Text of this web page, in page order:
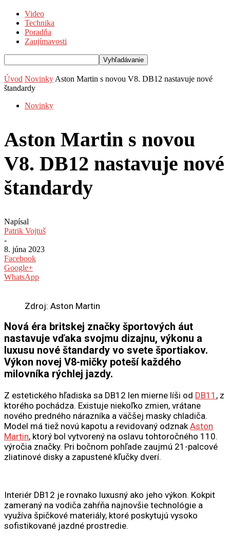
Video
Technika
Poradňa
Zaujímavosti
Úvod Novinky Aston Martin s novou V8. DB12 nastavuje nové
štandardy
Novinky
Aston Martin s novou
V8. DB12 nastavuje nové
štandardy
Napísal
Patrik Vojtuš
-
8. júna 2023
Facebook
Google+
WhatsApp
Zdroj: Aston Martin
Nová éra britskej značky športových áut
nastavuje vďaka svojmu dizajnu, výkonu a
luxusu nové štandardy vo svete športiakov.
Výkon novej V8-mičky poteší každého
milovníka rýchlej jazdy.
Z estetického hľadiska sa DB12 len mierne líši od DB11 , z
ktorého pochádza. Existuje niekoľko zmien, vrátane
nového predného nárazníka a väčšej masky chladiča.
Model má tiež novú kapotu a revidovaný odznakAston
Martin, ktorý bol vytvorený na oslavu tohtoročného 110.
výročia značky. Pri bočnom pohľade zaujmú 21-palcové
zliatinové disky a zapustené kľučky dverí.
Interiér DB12 je rovnako luxusný ako jeho výkon. Kokpit
zameraný na vodiča zahŕňa najnovšie technológie a
využíva špičkové materiály, ktoré poskytujú vysoko
sofistikované jazdné prostredie.